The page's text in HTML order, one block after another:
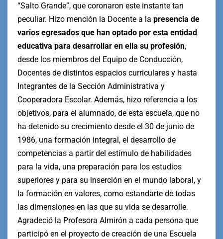
“Salto Grande”, que coronaron este instante tan
peculiar. Hizo mención la Docente a la presencia de
varios egresados que han optado por esta entidad
educativa para desarrollar en ella su profesión,
desde los miembros del Equipo de Conducción,
Docentes de distintos espacios curriculares y hasta
Integrantes de la Sección Administrativa y
Cooperadora Escolar. Además, hizo referencia a los
objetivos, para el alumnado, de esta escuela, que no
ha detenido su crecimiento desde el 30 de junio de
1986, una formación integral, el desarrollo de
competencias a partir del estímulo de habilidades
para la vida, una preparación para los estudios
superiores y para su inserción en el mundo laboral, y
la formación en valores, como estandarte de todas
las dimensiones en las que su vida se desarrolle.
Agradeció la Profesora Almirón a cada persona que
participó en el proyecto de creación de una Escuela